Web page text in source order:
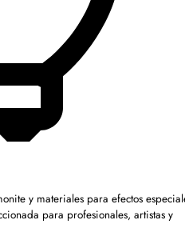
y materiales para efectos
para profesionales, artistas y